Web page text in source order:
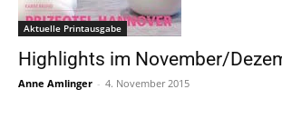
Aktuelle Printausgabe
Highlights im November/
Anne Amlinger - 4. November 2015